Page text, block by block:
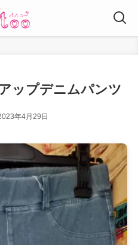
ップデニムパンツ
年4月29日